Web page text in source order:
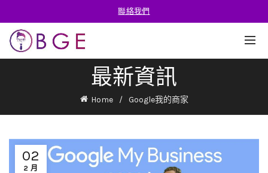
聯絡我們
最新資訊
Home Google我的商家
02
2 月